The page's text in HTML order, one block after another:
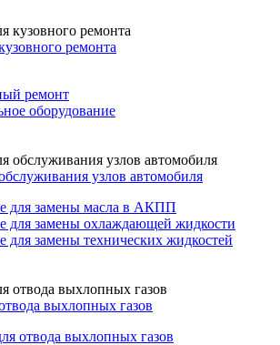
ремонта
ремонт
оборудование
узлов автомобиля
для замены масла в АКПП
для замены охлаждающей жидкости
для замены технических жидкостей
выхлопных газов
отвода выхлопных газов